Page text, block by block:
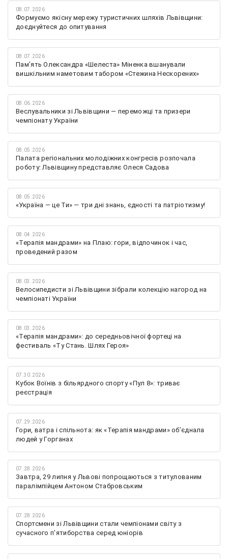
08.07.2026
Формуємо якісну мережу туристичних шляхів Львівщини:
доєднуйтеся до опитування
08.07.2026
Памʼять Олександра «Шелеста» Міненка вшанували
вишкільним наметовим табором «Стежина Нескорених»
08.06.2026
Веслувальники зі Львівщини — переможці та призери
чемпіонату України
08.05.2026
Палата регіональних молодіжних конгресів розпочала
роботу: Львівщину представляє Олеся Садова
08.05.2026
«Україна — це Ти» — три дні знань, єдності та патріотизму!
08.04.2026
«Терапія мандрами» на Плаю: гори, відпочинок і час,
проведений разом
08.03.2026
Велосипедисти зі Львівщини зібрали колекцію нагород на
чемпіонаті України
08.03.2026
«Терапія мандрами»: до середньовічної фортеці на
фестиваль «Ту Стань. Шлях Героя»
07.30.2026
Кубок Воїнів з більярдного спорту «Пул 8»: триває
реєстрація
07.29.2026
Гори, ватра і спільнота: як «Терапія мандрами» об’єднала
людей у Горганах
07.28.2026
Завтра, 29 липня у Львові попрощаються з титулованим
паралімпійцем Антоном Стабровським
07.28.2026
Спортсмени зі Львівщини стали чемпіонами світу з
сучасного п'ятиборства серед юніорів